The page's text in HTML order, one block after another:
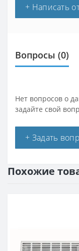
+ Написать
Вопросы (0)
Нет вопросов о
задайте свой
+ Задать
Похожие